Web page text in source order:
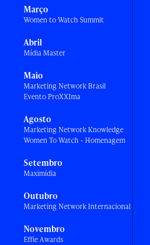
Março
Women to Watch Summit
Abril
Mídia Master
Maio
Marketing Network Brasil
Evento ProXXIma
Agosto
Marketing Network Knowledge
Women To Watch - Homenagem
Setembro
Maximídia
Outubro
Marketing Network Internacional
Novembro
Effie Awards